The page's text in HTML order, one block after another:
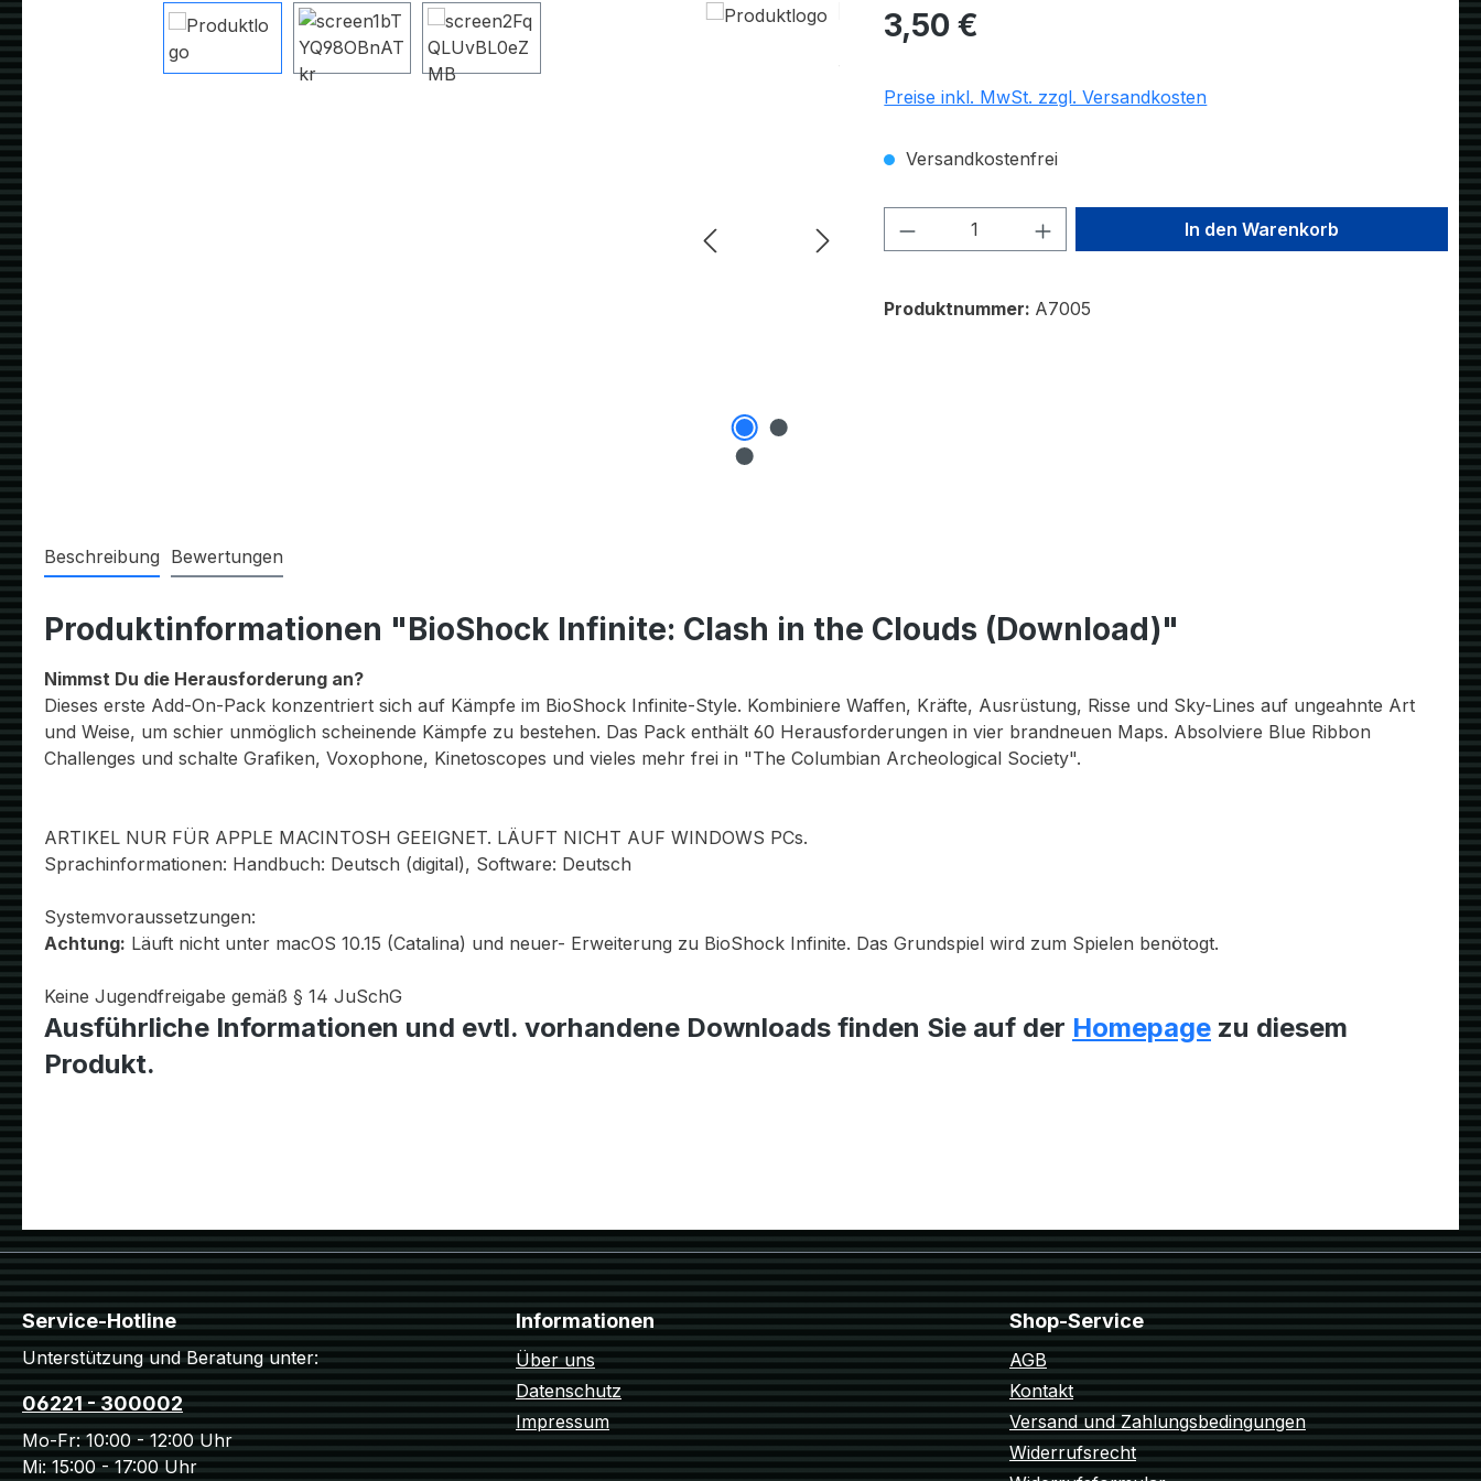
Bildergalerie überspringen Regulärer Preis:
3,50 €
Preise inkl. MwSt. zzgl. Versandkosten
Versandkostenfrei
Produkt Anzahl: Gib den gewünschten Wert
In den Warenkorb
Produktnummer: A7005
Beschreibung Bewertungen
Produktinformationen "BioShock Infinite: Clash in the Clouds (Download)"
Nimmst Du die Herausforderung an?
Dieses erste Add-On-Pack konzentriert sich auf Kämpfe im BioShock Infinite-Style. Kombiniere Waffen, Kräfte, Ausrüstung, Risse und Sky-Lines auf ungeahnte Art
und Weise, um schier unmöglich scheinende Kämpfe zu bestehen. Das Pack enthält 60 Herausforderungen in vier brandneuen Maps. Absolviere Blue Ribbon
Challenges und schalte Grafiken, Voxophone, Kinetoscopes und vieles mehr frei in "The Columbian Archeological Society".
ARTIKEL NUR FÜR APPLE MACINTOSH GEEIGNET. LÄUFT NICHT AUF WINDOWS PCs.
Sprachinformationen: Handbuch: Deutsch (digital), Software: Deutsch
Systemvoraussetzungen:
Achtung: Läuft nicht unter macOS 10.15 (Catalina) und neuer- Erweiterung zu BioShock Infinite. Das Grundspiel wird zum Spielen benötogt.
Keine Jugendfreigabe gemäß § 14 JuSchG
Ausführliche Informationen und evtl. vorhandene Downloads finden Sie auf der Homepage zu diesem
Produkt.
Service-Hotline
Unterstützung und Beratung unter:
06221 - 300002
Mo-Fr: 10:00 - 12:00 Uhr
Mi: 15:00 - 17:00 Uhr
Informationen
Über uns
Datenschutz
Impressum
Shop-Service
AGB
Kontakt
Versand und Zahlungsbedingungen
Widerrufsrecht